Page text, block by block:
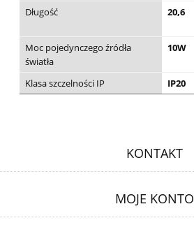
Długość
20,6
Moc pojedynczego źródła
światła
10W
Klasa szczelności IP IP20
KONTAKT
MOJE KONTO